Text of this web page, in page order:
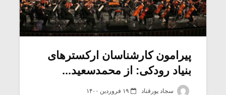
پیرامون کارشناسان ارکسترهای
بنیاد رودکی: از محمدسعید...
سجاد پورقناد ۱۹ فروردین ۱۴۰۰
میکلوش روژا
یادداشتی بر موسیقی
موریس ژار